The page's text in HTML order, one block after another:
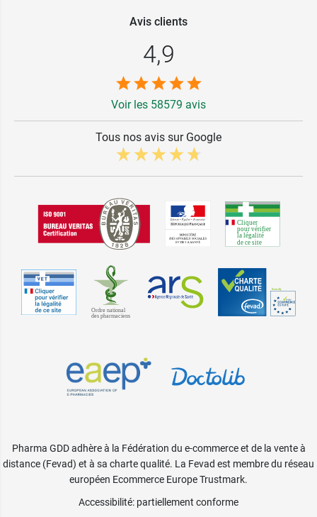
Avis clients
4,9
Voir les 58579 avis
Tous nos avis sur Google
Pharma GDD adhère à la Fédération du e-commerce et de la vente à
distance (Fevad) et à sa charte qualité. La Fevad est membre du réseau
européen Ecommerce Europe Trustmark.
Accessibilité: partiellement conforme